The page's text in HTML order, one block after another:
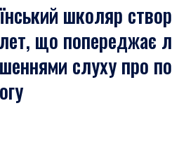
школяр
що попереджає
слуху про